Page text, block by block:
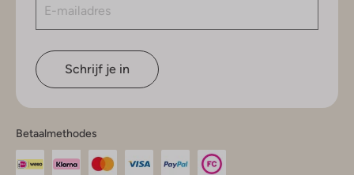
Schrijf je in
Betaalmethodes